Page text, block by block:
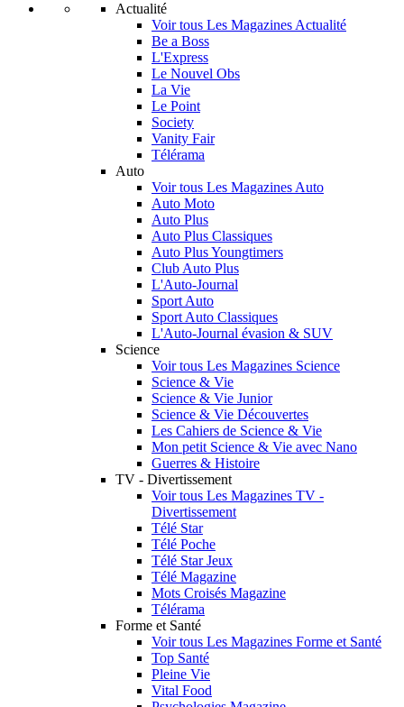
Actualité
Voir tous Les Magazines Actualité
Be a Boss
L'Express
Le Nouvel Obs
La Vie
Le Point
Society
Vanity Fair
Télérama
Auto
Voir tous Les Magazines Auto
Auto Moto
Auto Plus
Auto Plus Classiques
Auto Plus Youngtimers
Club Auto Plus
L'Auto-Journal
Sport Auto
Sport Auto Classiques
L'Auto-Journal évasion & SUV
Science
Voir tous Les Magazines Science
Science & Vie
Science & Vie Junior
Science & Vie Découvertes
Les Cahiers de Science & Vie
Mon petit Science & Vie avec Nano
Guerres & Histoire
TV - Divertissement
Voir tous Les Magazines TV -
Divertissement
Télé Star
Télé Poche
Télé Star Jeux
Télé Magazine
Mots Croisés Magazine
Télérama
Forme et Santé
Voir tous Les Magazines Forme et Santé
Top Santé
Pleine Vie
Vital Food